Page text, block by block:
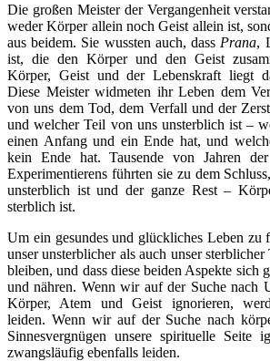
Die großen Meister der Vergangenheit
weder Körper allein noch Geist allein ist,
aus beidem. Sie wussten auch, dass Prana,
ist, die den Körper und den Geist
Körper, Geist und der Lebenskraft liegt
Diese Meister widmeten ihr Leben dem
von uns dem Tod, dem Verfall und der
und welcher Teil von uns unsterblich ist –
einen Anfang und ein Ende hat, und
kein Ende hat. Tausende von Jahren
Experimentierens führten sie zu dem
unsterblich ist und der ganze Rest –
sterblich ist.
Um ein gesundes und glückliches Leben zu
unser unsterblicher als auch unser
bleiben, und dass diese beiden Aspekte sich
und nähren. Wenn wir auf der Suche nach
Körper, Atem und Geist ignorieren,
leiden. Wenn wir auf der Suche nach
Sinnesvergnügen unsere spirituelle Seite
zwangsläufig ebenfalls leiden.